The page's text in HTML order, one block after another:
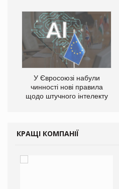
У Євросоюзі набули
чинності нові правила
щодо штучного інтелекту
КРАЩІ КОМПАНІЇ